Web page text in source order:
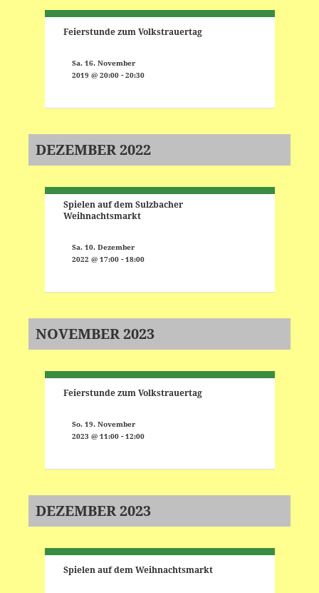
Feierstunde zum Volkstrauertag
Sa. 16. November
2019 @ 20:00-20:30
DEZEMBER 2022
Spielen auf dem Sulzbacher
Weihnachtsmarkt
Sa. 10. Dezember
2022 @ 17:00-18:00
NOVEMBER 2023
Feierstunde zum Volkstrauertag
So. 19. November
2023 @ 11:00-12:00
DEZEMBER 2023
Spielen auf dem Weihnachtsmarkt